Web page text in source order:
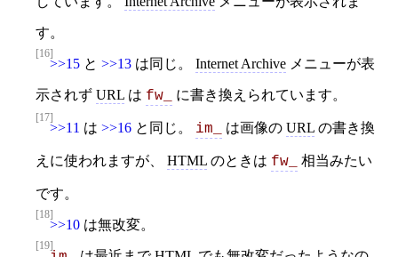
す。
[16]
>>15 と >>13 は同じ。 Internet Archive メニューが表
示されず URL は fw_ に書き換えられています。
[17]
>>11 は >>16 と同じ。 im_ は画像の URL の書き換
えに使われますが、 HTML のときは fw_ 相当みたい
です。
[18]
>>10 は無改変。
[19]